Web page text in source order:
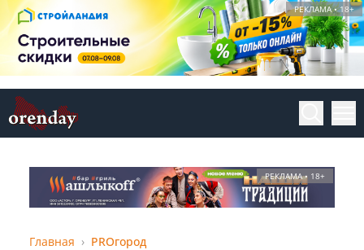
РЕКЛАМА • 18+
РЕКЛАМА • 18+
Главная PROгород